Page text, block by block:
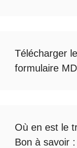
Télécharger
formulaire
Où en est le
Bon à savoir :